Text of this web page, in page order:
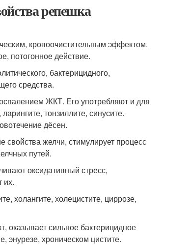
репешка
кровоочистительным эффектом.
потогонное действие.
бактерицидного,
средства.
ЖКТ. Его употребляют и для
тонзиллите, синусите.
дёсен.
свойства желчи, стимулирует процесс
путей.
оксидативный стресс,
их.
холангите, холецистите, циррозе,
оказывает сильное бактерицидное
энурезе, хроническом цистите.